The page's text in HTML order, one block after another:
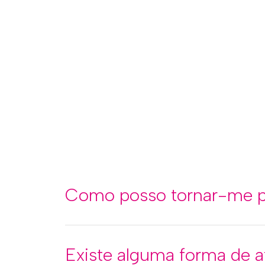
O que fazer em caso
Como posso tornar-me
Existe alguma forma de